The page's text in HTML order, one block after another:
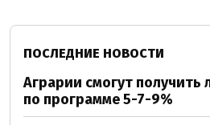
ПОСЛЕДНИЕ НОВОСТИ
Аграрии смогут
по программе 5-7-9%